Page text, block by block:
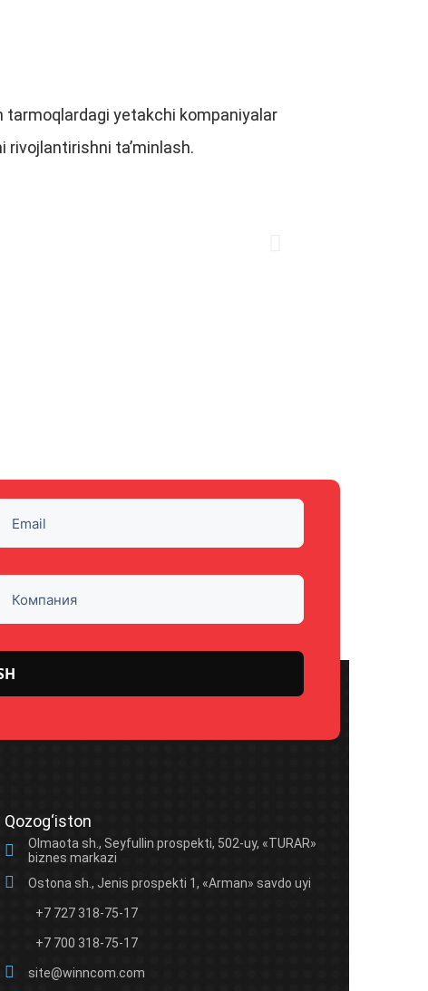
tarmoqlardagi yetakchi kompaniyalar
rivojlantirishni ta’minlash.
Qozog‘iston
Olmaota sh., Seyfullin prospekti, 502-uy, «TURAR»
biznes markazi
Ostona sh., Jenis prospekti 1, «Arman» savdo uyi
+7 727 318-75-17
+7 700 318-75-17
site@winncom.com